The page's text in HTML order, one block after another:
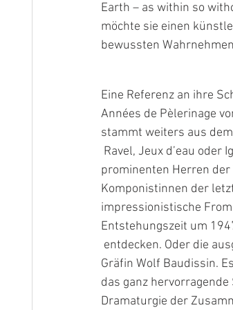
Earth – as within so
möchte sie einen
bewussten
Eine Referenz an ihre
Années de Pèlerinage
stammt weiters aus dem
prominenten Herren
Komponistinnen der
impressionistische
Entstehungszeit um
Gräfin Wolf Baudissin.
das ganz
Dramaturgie der